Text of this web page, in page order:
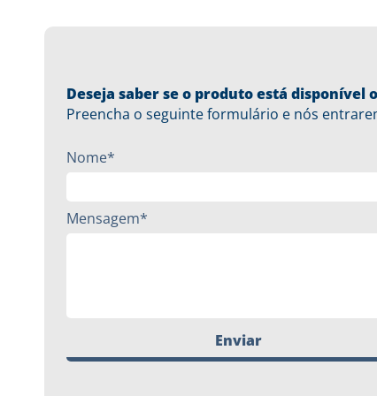
Deseja saber se o produto está
Preencha o seguinte formulário e nós
Nome*
Mensagem*
Enviar